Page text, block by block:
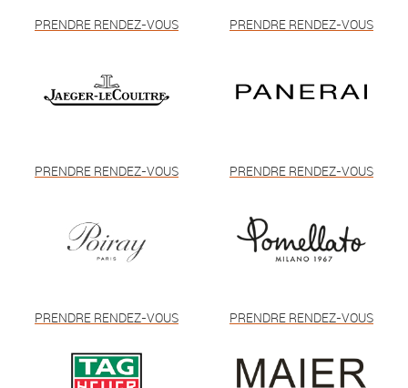
PRENDRE RENDEZ-VOUS PRENDRE RENDEZ-VOUS
PRENDRE RENDEZ-VOUS PRENDRE RENDEZ-VOUS
PRENDRE RENDEZ-VOUS PRENDRE RENDEZ-VOUS